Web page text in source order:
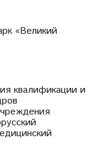
«Великий
квалификации и